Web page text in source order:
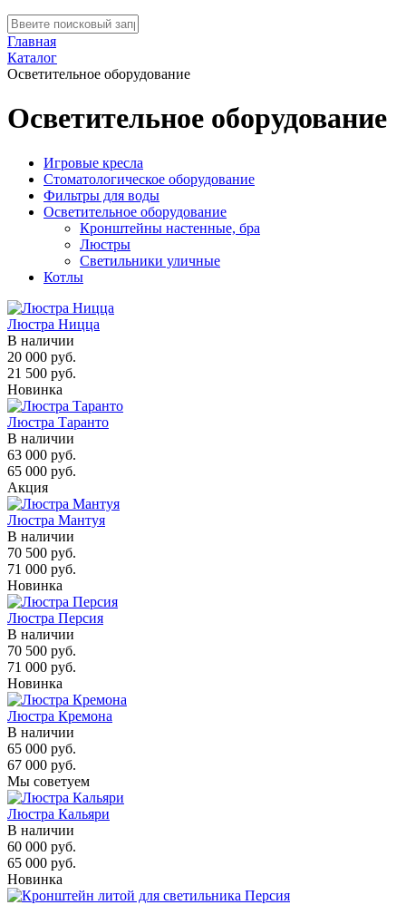
Главная
Каталог
Осветительное оборудование
Осветительное оборудование
Игровые кресла
Стоматологическое оборудование
Фильтры для воды
Осветительное оборудование
Кронштейны настенные, бра
Люстры
Светильники уличные
Котлы
Люстра Ницца
В наличии
20 000 руб.
21 500 руб.
Новинка
Люстра Таранто
В наличии
63 000 руб.
65 000 руб.
Акция
Люстра Мантуя
В наличии
70 500 руб.
71 000 руб.
Новинка
Люстра Персия
В наличии
70 500 руб.
71 000 руб.
Новинка
Люстра Кремона
В наличии
65 000 руб.
67 000 руб.
Мы советуем
Люстра Кальяри
В наличии
60 000 руб.
65 000 руб.
Новинка